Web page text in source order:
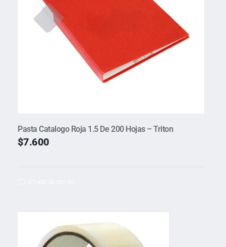
Pasta Catalogo Roja 1.5 De 200 Hojas – Triton
$7.600